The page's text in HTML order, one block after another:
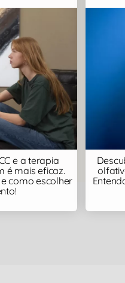
e a terapia
é mais eficaz.
como escolher